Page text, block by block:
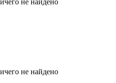
не найдено